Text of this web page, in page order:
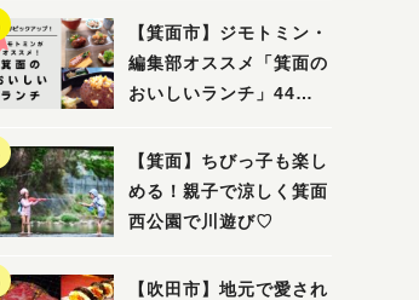
面・吹田・池田・茨木・
高槻）
【箕面市】ジモトミン・
編集部オススメ「箕面の
おいしいランチ」44
から穴場まで！〜
【箕面】ちびっ子も楽し
める！親子で涼しく箕面
西公園で川遊び♡
【吹田市】地元で愛され